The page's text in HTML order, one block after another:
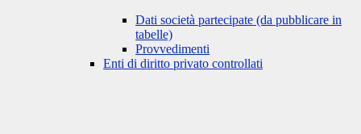
Dati società partecipate (da pubblicare in
tabelle)
Provvedimenti
Enti di diritto privato controllati